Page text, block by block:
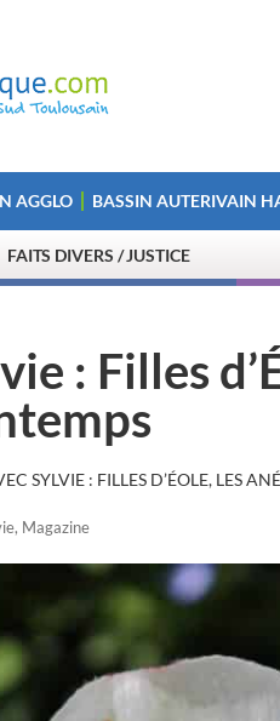
AGGLO BASSIN AUTERIVAIN
FAITS DIVERS / JUSTICE
: Filles
SYLVIE : FILLES D’ÉOLE, LES
, Magazine